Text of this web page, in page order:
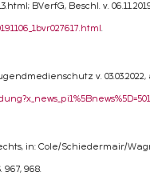
BVerfG, Beschl. v.
.
v.
in: Cole/Schiedermair/
967, 968.